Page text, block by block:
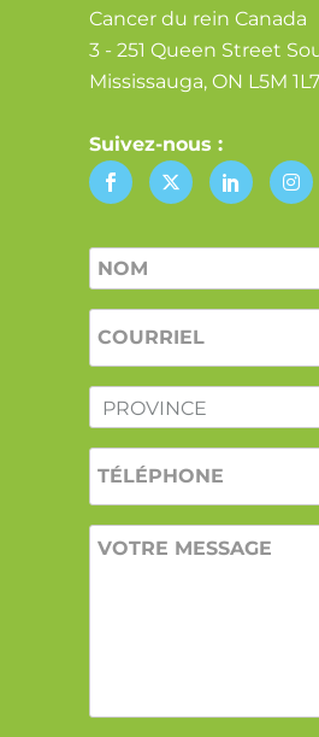
Cancer du rein Canada
3 - 251 Queen Street
Mississauga, ON L5M 1L7
Suivez-nous :
Nom
PROVINCE
VOTRE
MESSAGE